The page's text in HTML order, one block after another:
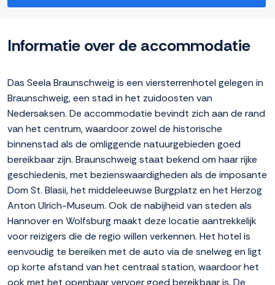
Informatie over de accommodatie
Das Seela Braunschweig is een viersterrenhotel gelegen in
Braunschweig, een stad in het zuidoosten van
Nedersaksen. De accommodatie bevindt zich aan de rand
van het centrum, waardoor zowel de historische
binnenstad als de omliggende natuurgebieden goed
bereikbaar zijn. Braunschweig staat bekend om haar rijke
geschiedenis, met bezienswaardigheden als de imposante
Dom St. Blasii, het middeleeuwse Burgplatz en het Herzog
Anton Ulrich-Museum. Ook de nabijheid van steden als
Hannover en Wolfsburg maakt deze locatie aantrekkelijk
voor reizigers die de regio willen verkennen. Het hotel is
eenvoudig te bereiken met de auto via de snelweg en ligt
op korte afstand van het centraal station, waardoor het